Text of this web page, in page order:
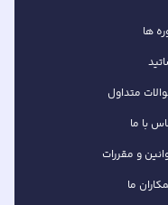
ها
متداول
با ما
و مقررات
ما